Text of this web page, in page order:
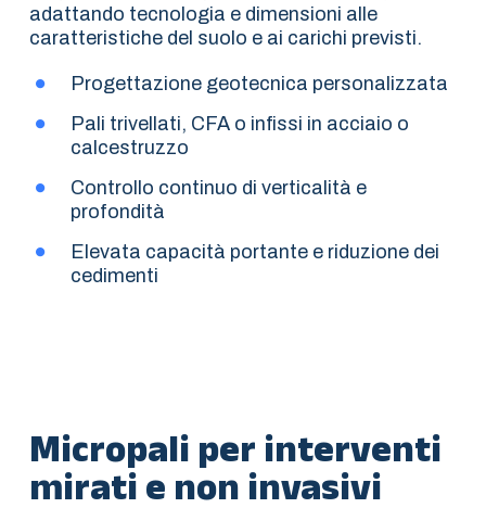
adattando tecnologia e dimensioni alle
caratteristiche del suolo e ai carichi previsti.
Progettazione geotecnica personalizzata
Pali trivellati, CFA o infissi in acciaio o
calcestruzzo
Controllo continuo di verticalità e
profondità
Elevata capacità portante e riduzione dei
cedimenti
Micropali per interventi
mirati e non invasivi